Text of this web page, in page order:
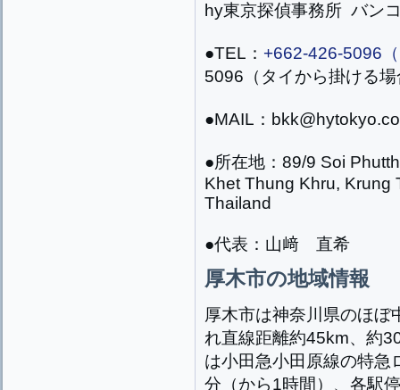
hy東京探偵事務所 バン
●TEL： +662-426-5096
5096（タイから掛ける
●MAIL：
●所在地： 89/9 Soi
Khet Thung Khru, Krung
Thailand
●代表：山﨑 直希
厚木市の地域情報
厚木市は神奈川県のほぼ
れ直線距離約45km、約
は小田急小田原線の特急
分（から1時間）、各駅